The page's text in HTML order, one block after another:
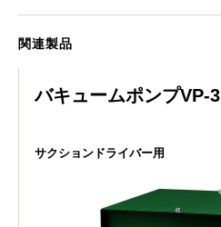
関連製品
バキュームポンプVP-3
サクションドライバー用